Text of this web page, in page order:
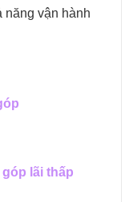
năng vận hành
lãi thấp